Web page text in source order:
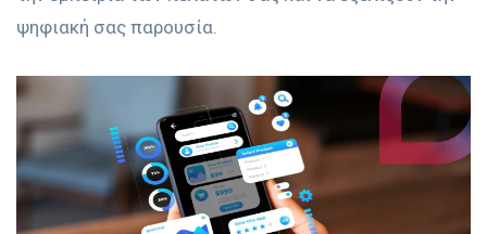
ψηφιακή σας παρουσία.